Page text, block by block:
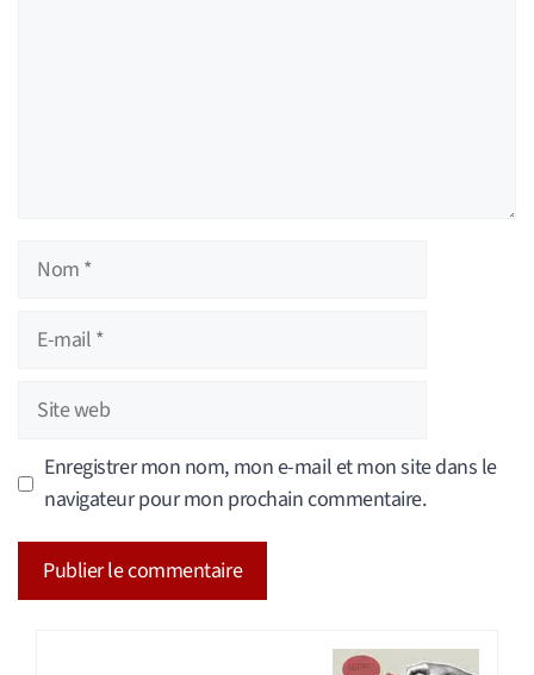
Nom
Site
web
Enregistrer mon nom, mon e-mail et mon site dans le
navigateur pour mon prochain commentaire.